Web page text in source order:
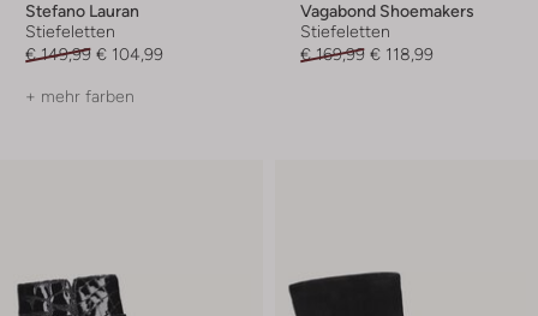
Stefano Lauran
Stiefeletten
€ 149,99 € 104,99
+ mehr farben
Vagabond Shoemakers
Stiefeletten
€ 169,99 € 118,99